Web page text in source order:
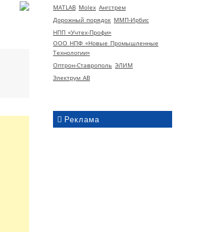
MATLAB Molex Ангстрем
Дорожный порядок ММП-Ирбис
НПП «Учтех-Профи»
ООО НПФ «Новые Промышленные
Технологии»
Оптрон-Ставрополь ЭЛИМ
Электрум АВ
Реклама